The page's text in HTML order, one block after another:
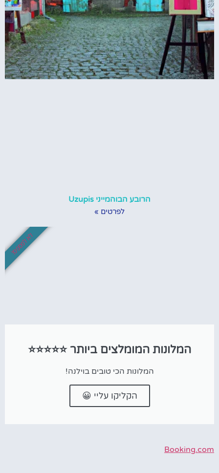
הרובע הבוהמייני Uzupis
לפרטים »
המלונות המומלצים ביותר ⭐⭐⭐⭐⭐
המלונות הכי טובים בוילנה!
הקליקו עליי 😀
לא לפספס!
Booking.com